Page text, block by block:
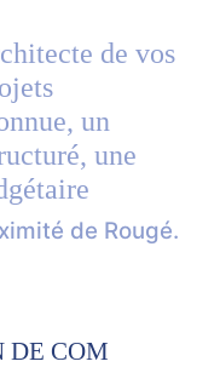
de vos
un
une
de Rougé.
DE COM